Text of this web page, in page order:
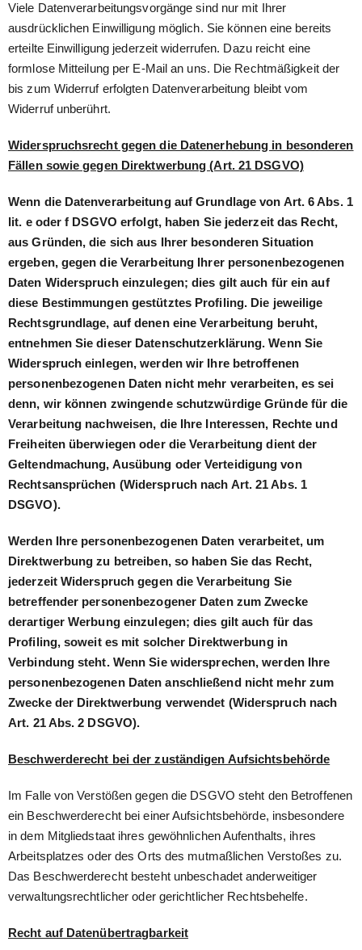
Viele Datenverarbeitungsvorgänge sind nur mit Ihrer
ausdrücklichen Einwilligung möglich. Sie können eine bereits
erteilte Einwilligung jederzeit widerrufen. Dazu reicht eine
formlose Mitteilung per E-Mail an uns. Die Rechtmäßigkeit der
bis zum Widerruf erfolgten Datenverarbeitung bleibt vom
Widerruf unberührt.
Widerspruchsrecht gegen die Datenerhebung in besonderen
Fällen sowie gegen Direktwerbung (Art. 21 DSGVO)
Wenn die Datenverarbeitung auf Grundlage von Art. 6 Abs. 1
lit. e oder f DSGVO erfolgt, haben Sie jederzeit das Recht,
aus Gründen, die sich aus Ihrer besonderen Situation
ergeben, gegen die Verarbeitung Ihrer personenbezogenen
Daten Widerspruch einzulegen; dies gilt auch für ein auf
diese Bestimmungen gestütztes Profiling. Die jeweilige
Rechtsgrundlage, auf denen eine Verarbeitung beruht,
entnehmen Sie dieser Datenschutzerklärung. Wenn Sie
Widerspruch einlegen, werden wir Ihre betroffenen
personenbezogenen Daten nicht mehr verarbeiten, es sei
denn, wir können zwingende schutzwürdige Gründe für die
Verarbeitung nachweisen, die Ihre Interessen, Rechte und
Freiheiten überwiegen oder die Verarbeitung dient der
Geltendmachung, Ausübung oder Verteidigung von
Rechtsansprüchen (Widerspruch nach Art. 21 Abs. 1
DSGVO).
Werden Ihre personenbezogenen Daten verarbeitet, um
Direktwerbung zu betreiben, so haben Sie das Recht,
jederzeit Widerspruch gegen die Verarbeitung Sie
betreffender personenbezogener Daten zum Zwecke
derartiger Werbung einzulegen; dies gilt auch für das
Profiling, soweit es mit solcher Direktwerbung in
Verbindung steht. Wenn Sie widersprechen, werden Ihre
personenbezogenen Daten anschließend nicht mehr zum
Zwecke der Direktwerbung verwendet (Widerspruch nach
Art. 21 Abs. 2 DSGVO).
Beschwerderecht bei der zuständigen Aufsichtsbehörde
Im Falle von Verstößen gegen die DSGVO steht den Betroffenen
ein Beschwerderecht bei einer Aufsichtsbehörde, insbesondere
in dem Mitgliedstaat ihres gewöhnlichen Aufenthalts, ihres
Arbeitsplatzes oder des Orts des mutmaßlichen Verstoßes zu.
Das Beschwerderecht besteht unbeschadet anderweitiger
verwaltungsrechtlicher oder gerichtlicher Rechtsbehelfe.
Recht auf Datenübertragbarkeit